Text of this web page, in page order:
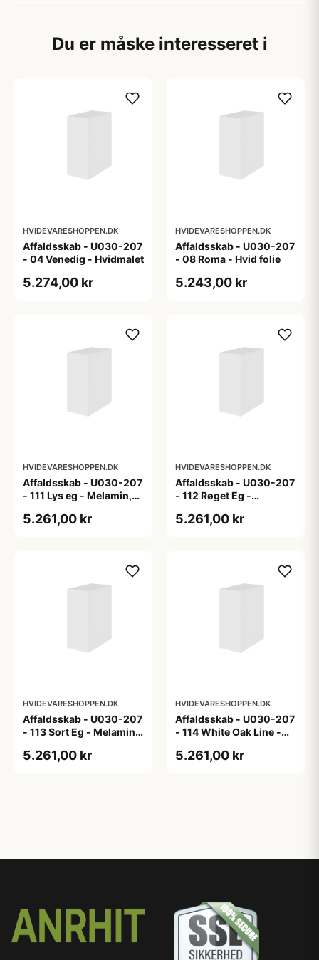
Du er måske interesseret i
HVIDEVARESHOPPEN.DK
Affaldsskab - U030-207
- 04 Venedig - Hvidmalet
5.274,00 kr
HVIDEVARESHOPPEN.DK
Affaldsskab - U030-207
- 08 Roma - Hvid folie
5.243,00 kr
HVIDEVARESHOPPEN.DK
Affaldsskab - U030-207
- 111 Lys eg - Melamin,
5.261,00 kr
HVIDEVARESHOPPEN.DK
Affaldsskab - U030-207
- 112 Røget Eg -
5.261,00 kr
HVIDEVARESHOPPEN.DK
Affaldsskab - U030-207
- 113 Sort Eg - Melamin,
5.261,00 kr
HVIDEVARESHOPPEN.DK
Affaldsskab - U030-207
- 114 White Oak Line -
5.261,00 kr